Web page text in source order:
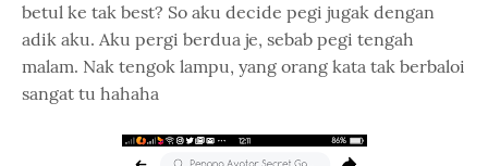
betul ke tak best? So aku decide pegi jugak dengan
adik aku. Aku pergi berdua je, sebab pegi tengah
malam. Nak tengok lampu, yang orang kata tak berbaloi
sangat tu hahaha